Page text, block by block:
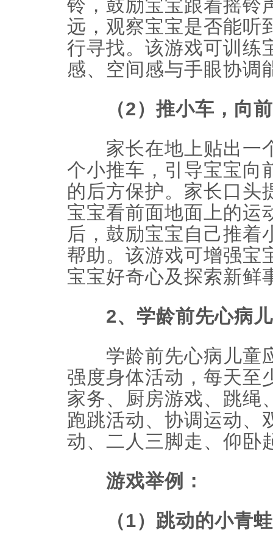
铃，鼓励宝宝跟着摇铃
远，观察宝宝是否能听
行寻找。该游戏可训练
感、空间感与手眼协调
（2）推小车，向
家长在地上贴出一
个小推车，引导宝宝向
的后方保护。家长口头
宝宝看前面地面上的运
后，鼓励宝宝自己推着
帮助。该游戏可增强宝
宝宝好奇心及探索新鲜
2、学龄前先心病儿
学龄前先心病儿童
强度身体活动，每天至
家务、厨房游戏、跳绳
跑跳活动、协调运动、
动、二人三脚走、仰卧
游戏举例：
（1）跳动的小青蛙